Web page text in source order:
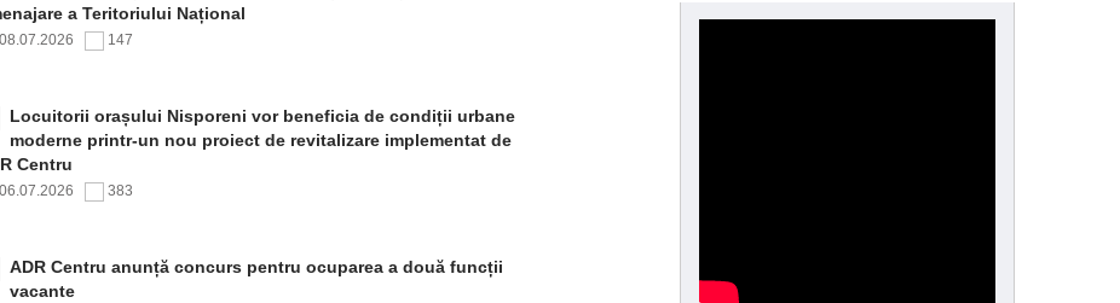
a Teritoriului Național
08.07.2026 147
Locuitorii orașului Nisporeni vor beneficia de condiții urbane
moderne printr-un nou proiect de revitalizare implementat de
Centru
06.07.2026 383
ADR Centru anunță concurs pentru ocuparea a două funcții
vacante